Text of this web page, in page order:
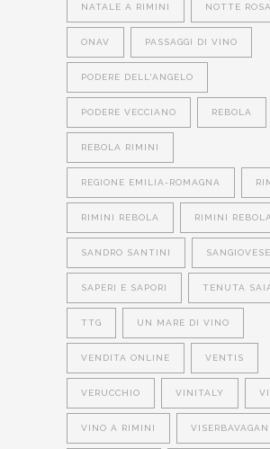
NATALE A RIMINI NOTTE ROSA
ONAV PASSAGGI DI VINO
PODERE DELL'ANGELO
PODERE VECCIANO REBOLA
REBOLA RIMINI
REGIONE EMILIA-ROMAGNA
RIMINI REBOLA RIMINI
SANDRO SANTINI SANGIOVESE
SAPERI E SAPORI TENUTA
TTG UN MARE DI VINO
VENDITA ONLINE VENTIS
VERUCCHIO VINITALY
VINO A RIMINI